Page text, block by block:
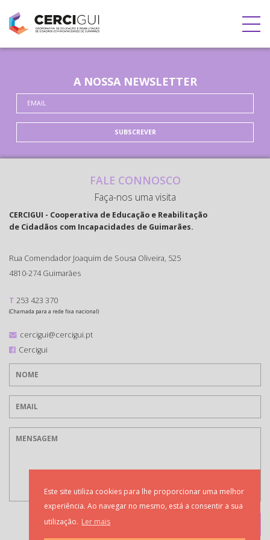
Este site utiliza cookies para lhe proporcionar uma melhor
experiência. Ao navegar no mesmo, está a consentir a sua
utilização. Ler mais
A NOSSA NEWSLETTER
SUBSCREVER
FALE CONNOSCO
Faça-nos uma visita
CERCIGUI - Cooperativa de Educação e Reabilitação
de Cidadãos com Incapacidades de Guimarães.
Rua Comendador Joaquim de Sousa Oliveira, 525
4810-274 Guimarães
T 253 423 370
(Chamada para a rede fixa nacional)
cercigui@cercigui.pt
Cercigui